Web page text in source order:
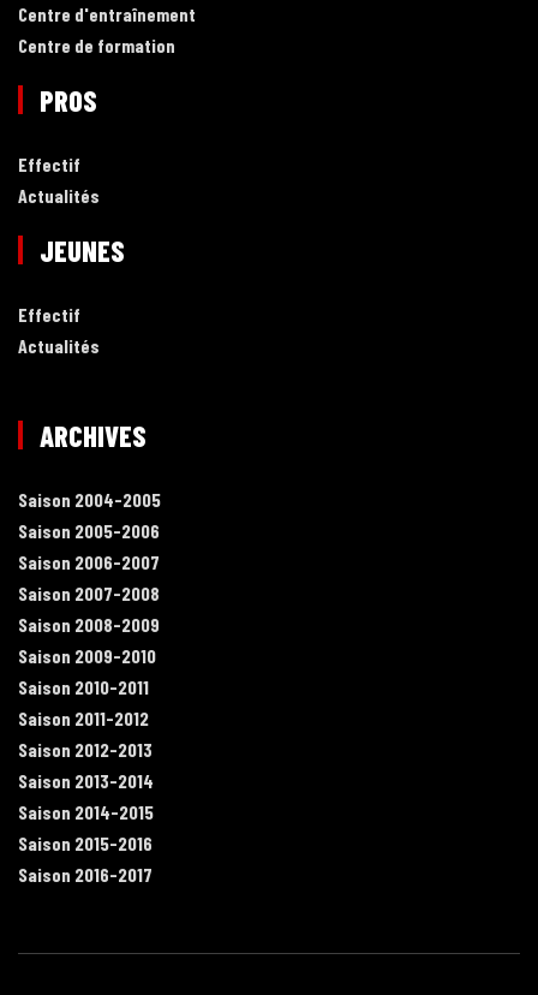
Centre d'entraînement
Centre de formation
PROS
Effectif
Actualités
JEUNES
Effectif
Actualités
ARCHIVES
Saison 2004-2005
Saison 2005-2006
Saison 2006-2007
Saison 2007-2008
Saison 2008-2009
Saison 2009-2010
Saison 2010-2011
Saison 2011-2012
Saison 2012-2013
Saison 2013-2014
Saison 2014-2015
Saison 2015-2016
Saison 2016-2017